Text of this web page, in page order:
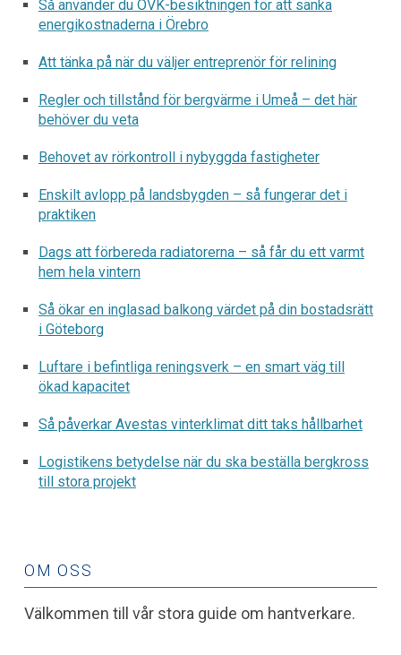
Så använder du OVK-besiktningen för att sänka
energikostnaderna i Örebro
Att tänka på när du väljer entreprenör för relining
Regler och tillstånd för bergvärme i Umeå – det här
behöver du veta
Behovet av rörkontroll i nybyggda fastigheter
Enskilt avlopp på landsbygden – så fungerar det i
praktiken
Dags att förbereda radiatorerna – så får du ett varmt
hem hela vintern
Så ökar en inglasad balkong värdet på din bostadsrätt
i Göteborg
Luftare i befintliga reningsverk – en smart väg till
ökad kapacitet
Så påverkar Avestas vinterklimat ditt taks hållbarhet
Logistikens betydelse när du ska beställa bergkross
till stora projekt
OM OSS
Välkommen till vår stora guide om hantverkare.